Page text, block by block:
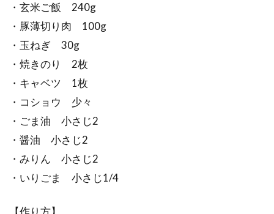
・玄米ご飯 240g
・豚薄切り肉 100g
・玉ねぎ 30g
・焼きのり 2枚
・キャベツ 1枚
・コショウ 少々
・ごま油 小さじ2
・醤油 小さじ2
・みりん 小さじ2
・いりごま 小さじ1/4
【作り方】